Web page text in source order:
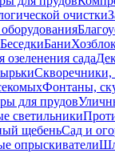
очистки
БеседкиБани
озеленения сада
Фонтаны,
для прудов
светильники
щебеньСад и
опрыскиватели